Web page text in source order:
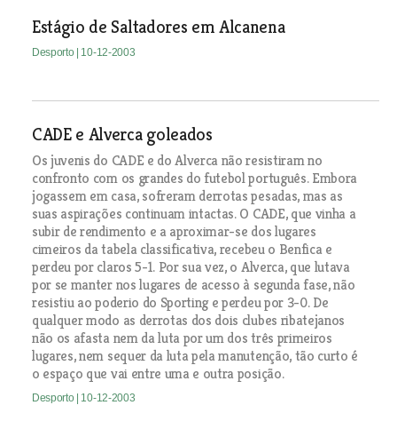
Estágio de Saltadores em Alcanena
Desporto | 10-12-2003
CADE e Alverca goleados
Os juvenis do CADE e do Alverca não resistiram no
confronto com os grandes do futebol português. Embora
jogassem em casa, sofreram derrotas pesadas, mas as
suas aspirações continuam intactas. O CADE, que vinha a
subir de rendimento e a aproximar-se dos lugares
cimeiros da tabela classificativa, recebeu o Benfica e
perdeu por claros 5-1. Por sua vez, o Alverca, que lutava
por se manter nos lugares de acesso à segunda fase, não
resistiu ao poderio do Sporting e perdeu por 3-0. De
qualquer modo as derrotas dos dois clubes ribatejanos
não os afasta nem da luta por um dos três primeiros
lugares, nem sequer da luta pela manutenção, tão curto é
o espaço que vai entre uma e outra posição.
Desporto | 10-12-2003